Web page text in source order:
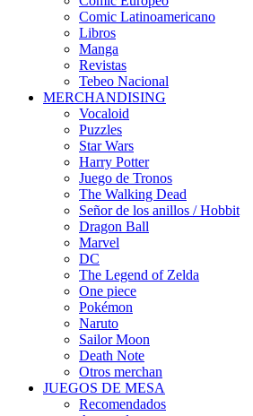
Comic Latinoamericano
Libros
Manga
Revistas
Tebeo Nacional
MERCHANDISING
Vocaloid
Puzzles
Star Wars
Harry Potter
Juego de Tronos
The Walking Dead
Señor de los anillos / Hobbit
Dragon Ball
Marvel
DC
The Legend of Zelda
One piece
Pokémon
Naruto
Sailor Moon
Death Note
Otros merchan
JUEGOS DE MESA
Recomendados